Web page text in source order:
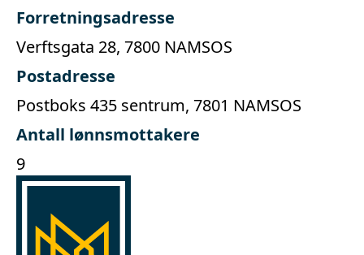
Forretningsadresse
Verftsgata 28, 7800 NAMSOS
Postadresse
Postboks 435 sentrum, 7801 NAMSOS
Antall lønnsmottakere
9